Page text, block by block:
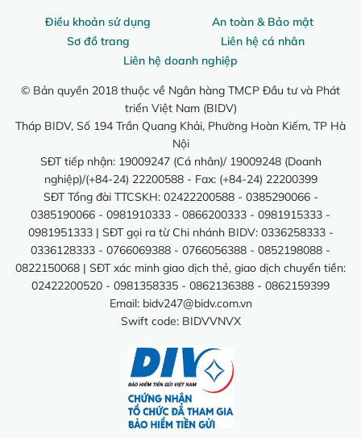
Điều khoản sử dụng
An toàn & Bảo mật
Sơ đồ trang
Liên hệ cá nhân
Liên hệ doanh nghiệp
© Bản quyền 2018 thuộc về Ngân hàng TMCP Đầu tư và Phát
triển Việt Nam (BIDV)
Tháp BIDV, Số 194 Trần Quang Khải, Phường Hoàn Kiếm, TP Hà
Nội
SĐT tiếp nhận: 19009247 (Cá nhân)/ 19009248 (Doanh
nghiệp)/(+84-24) 22200588 - Fax: (+84-24) 22200399
SĐT Tổng đài TTCSKH: 02422200588 - 0385290066 -
0385190066 - 0981910333 - 0866200333 - 0981915333 -
0981951333 | SĐT gọi ra từ Chi nhánh BIDV: 0336258333 -
0336128333 - 0766069388 - 0766056388 - 0852198088 -
0822150068 | SĐT xác minh giao dịch thẻ, giao dịch chuyển tiền:
02422200520 - 0981358335 - 0862136388 - 0862159399
Email: bidv247@bidv.com.vn
Swift code: BIDVVNVX